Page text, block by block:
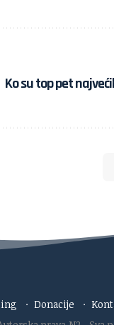
Ko su top pet
· Donacije ·